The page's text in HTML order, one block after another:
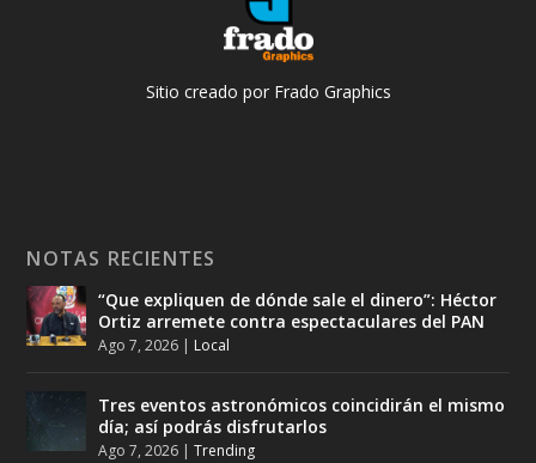
Sitio creado por Frado Graphics
NOTAS RECIENTES
“Que expliquen de dónde sale el dinero”: Héctor
Ortiz arremete contra espectaculares del PAN
Ago 7, 2026 | Local
Tres eventos astronómicos coincidirán el mismo
día; así podrás disfrutarlos
Ago 7, 2026 |Trending